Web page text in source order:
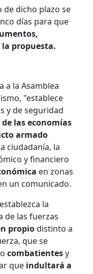
de dicho plazo se
días para que
la propuesta.
a la Asamblea
"establece
y de seguridad
las economías
armado
ciudadanía, la
y financiero
en zonas
un comunicado.
la
de las fuerzas
propiodistinto a
que se
combatientesy
que indultará a